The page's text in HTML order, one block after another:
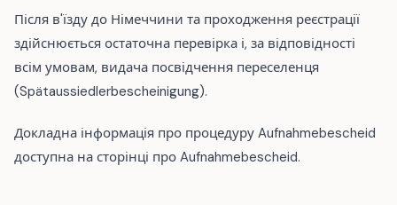
Після в'їзду до Німеччини та проходження реєстрації
здійснюється остаточна перевірка і, за відповідності
всім умовам, видача посвідчення переселенця
(Spätaussiedlerbescheinigung).
Докладна інформація про процедуру Aufnahmebescheid
доступна на сторінці про Aufnahmebescheid.